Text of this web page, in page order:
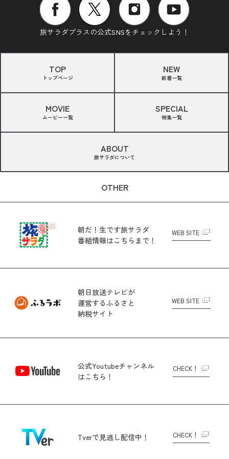
旅サラダプラスの公式SNSをチェックしよう！
TOP
トップページ
NEW
新着一覧
MOVIE
ムービー一覧
SPECIAL
特集一覧
ABOUT
旅サラダについて
OTHER
朝だ！生です旅サラダ
番組情報はこちらまで！
WEB SITE
朝日放送テレビが
運営するふるさと
納税サイト
WEB SITE
公式Youtubeチャンネル
はこちら！
CHECK！
Tverで見逃し配信中！ CHECK！